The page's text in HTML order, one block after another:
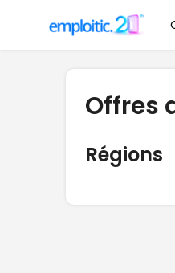
Offres
Régions